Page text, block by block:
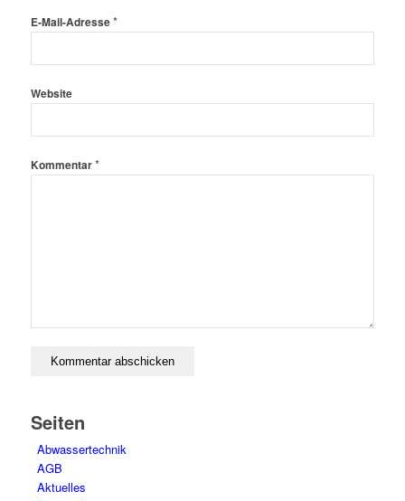
E-Mail-Adresse*
Website
Kommentar*
Seiten
Abwassertechnik
AGB
Aktuelles